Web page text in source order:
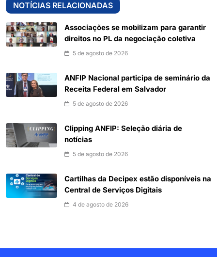
NOTÍCIAS RELACIONADAS
Associações se mobilizam para garantir
direitos no PL da negociação coletiva
5 de agosto de 2026
ANFIP Nacional participa de seminário da
Receita Federal em Salvador
5 de agosto de 2026
Clipping ANFIP: Seleção diária de
notícias
5 de agosto de 2026
Cartilhas da Decipex estão disponíveis na
Central de Serviços Digitais
4 de agosto de 2026